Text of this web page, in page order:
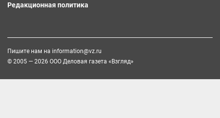
Редакционная политика
Пишите нам на information@vz.ru
© 2005 — 2026 ООО Деловая газета «Взгляд»